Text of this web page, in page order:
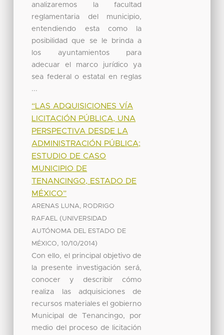
analizaremos la facultad
reglamentaria del municipio,
entendiendo esta como la
posibilidad que se le brinda a
los ayuntamientos para
adecuar el marco jurídico ya
sea federal o estatal en reglas
...
“LAS ADQUISICIONES VÍA
LICITACIÓN PÚBLICA, UNA
PERSPECTIVA DESDE LA
ADMINISTRACIÓN PÚBLICA;
ESTUDIO DE CASO
MUNICIPIO DE
TENANCINGO, ESTADO DE
MÉXICO”
ARENAS LUNA, RODRIGO
RAFAEL (UNIVERSIDAD
AUTÓNOMA DEL ESTADO DE
MÉXICO,10/10/2014)
Con ello, el principal objetivo de
la presente investigación será,
conocer y describir cómo
realiza las adquisiciones de
recursos materiales el gobierno
Municipal de Tenancingo, por
medio del proceso de licitación